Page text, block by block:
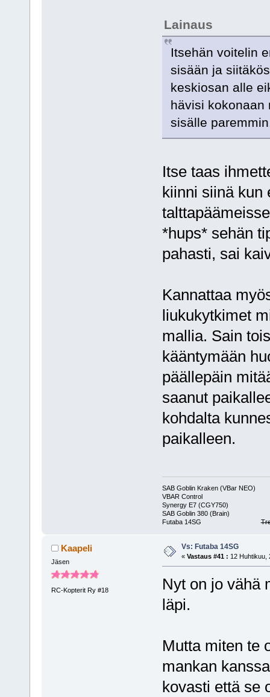
Lainaus
Itsehän voitelin
sisään ja
keskiosan alle
hävisi kokonaan
sisälle
Itse taas
kiinni siinä kun
*hups* sehän
pahasti, sai
Kannattaa
liukukytkimet
mallia. Sain
kääntymään
päällepäin
saanut
kohdalta
paikalleen.
SAB Goblin Kraken (VBar NEO)
VBAR Control
Synergy E7 (CGY750)
SAB Goblin 380 (Brain)
Futaba 14SG
Kaapeli
Jäsen
RC-Kopterit Ry #18
Vs: Futaba 14SG
« Vastaus #41 : 12 Huhtikuu,
Nyt on jo vähä
läpi.
Mutta miten te
mankan
kovasti että se